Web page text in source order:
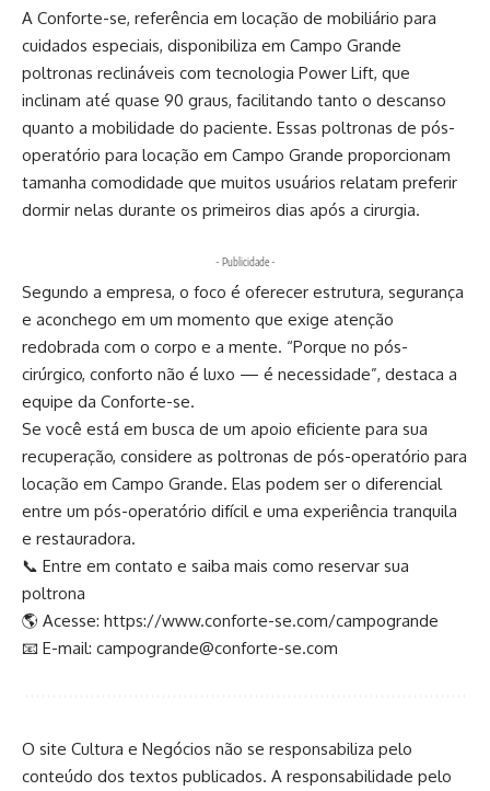
A Conforte-se, referência em locação de mobiliário para
cuidados especiais, disponibiliza em Campo Grande
poltronas reclináveis com tecnologia Power Lift, que
inclinam até quase 90 graus, facilitando tanto o descanso
quanto a mobilidade do paciente. Essas poltronas de pós-
operatório para locação em Campo Grande proporcionam
tamanha comodidade que muitos usuários relatam preferir
dormir nelas durante os primeiros dias após a cirurgia.
- Publicidade -
Segundo a empresa, o foco é oferecer estrutura, segurança
e aconchego em um momento que exige atenção
redobrada com o corpo e a mente. “Porque no pós-
cirúrgico, conforto não é luxo — é necessidade”, destaca a
equipe da Conforte-se.
Se você está em busca de um apoio eficiente para sua
recuperação, considere as poltronas de pós-operatório para
locação em Campo Grande. Elas podem ser o diferencial
entre um pós-operatório difícil e uma experiência tranquila
e restauradora.
📞 Entre em contato e saiba mais como reservar sua
poltrona
🌎 Acesse: https://www.conforte-se.com/campogrande
📧 E-mail: campogrande@conforte-se.com
O site Cultura e Negócios não se responsabiliza pelo
conteúdo dos textos publicados. A responsabilidade pelo